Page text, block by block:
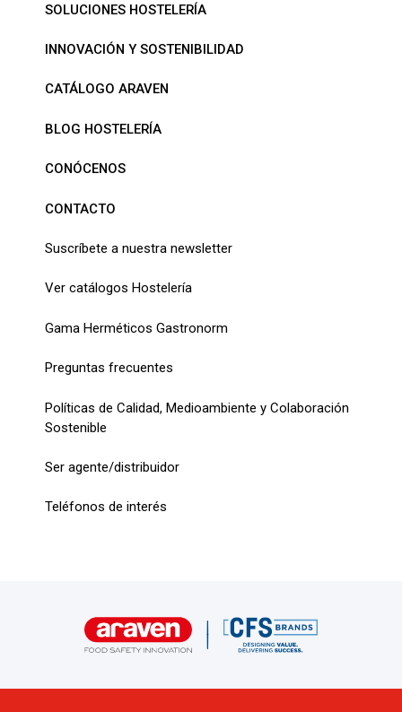
SOLUCIONES HOSTELERÍA
INNOVACIÓN Y SOSTENIBILIDAD
CATÁLOGO ARAVEN
BLOG HOSTELERÍA
CONÓCENOS
CONTACTO
Suscríbete a nuestra newsletter
Ver catálogos Hostelería
Gama Herméticos Gastronorm
Preguntas frecuentes
Políticas de Calidad, Medioambiente y Colaboración
Sostenible
Ser agente/distribuidor
Teléfonos de interés